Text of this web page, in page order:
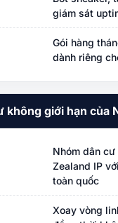
giám sát
Gói hàng
dành riêng
không giới hạn của
Nhóm dân
Zealand IP
toàn quốc
Xoay vòng